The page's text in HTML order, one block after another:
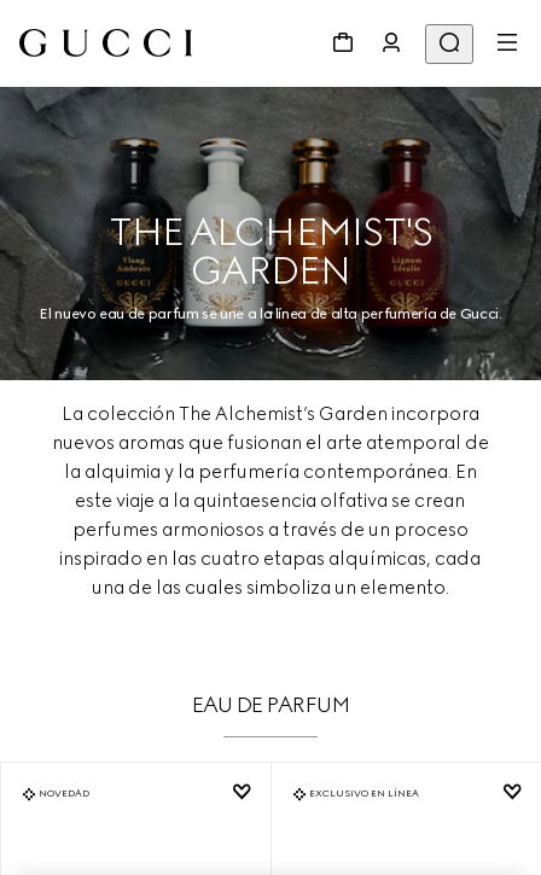
THE ALCHEMIST'S
GARDEN
El nuevo eau de parfum se une a la línea de alta perfumería de Gucci.
La colección The Alchemist’s Garden incorpora
nuevos aromas que fusionan el arte atemporal de
la alquimia y la perfumería contemporánea. En
este viaje a la quintaesencia olfativa se crean
perfumes armoniosos a través de un proceso
inspirado en las cuatro etapas alquímicas, cada
una de las cuales simboliza un elemento.
EAU DE PARFUM
NOVEDAD EXCLUSIVO EN LÍNEA